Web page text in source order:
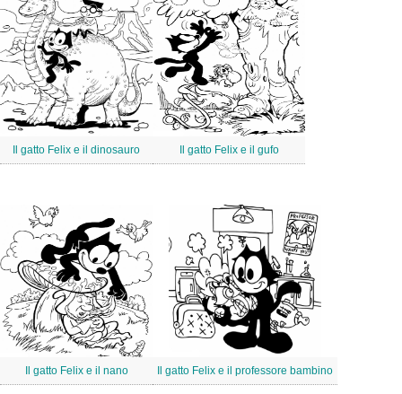
Il gatto Felix e il dinosauro Il gatto Felix e il gufo
Il gatto Felix e il nano Il gatto Felix e il professore bambino